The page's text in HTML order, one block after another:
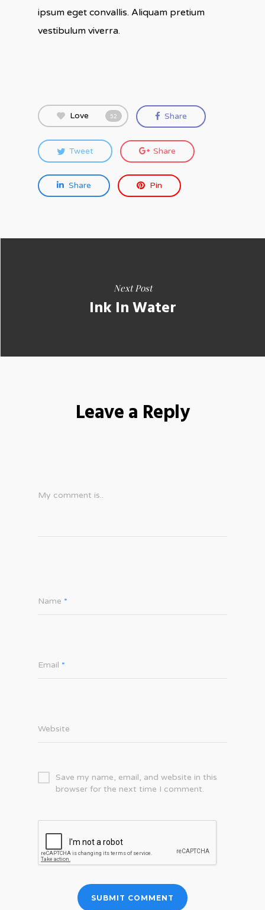
ipsum eget convallis. Aliquam pretium
vestibulum viverra.
Love 52 Share
Tweet Share
Share Pin
Next Post
Ink In Water
Leave a Reply
My comment is..
Name *
Email *
Website
Save my name, email, and website in this
browser for the next time I comment.